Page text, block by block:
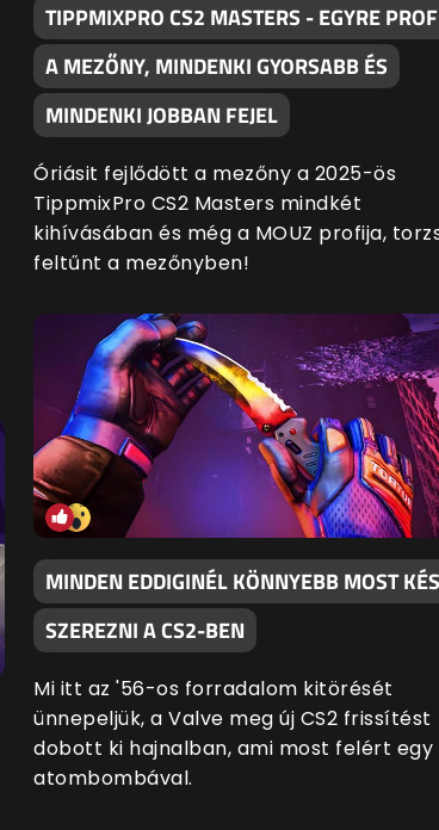
TIPPMIXPRO CS2 MASTERS - EGYRE
A MEZŐNY, MINDENKI GYORSABB ÉS
MINDENKI JOBBAN FEJEL
Óriásit fejlődött a mezőny a 2025-ös
TippmixPro CS2 Masters mindkét
kihívásában és még a MOUZ profija,
feltűnt a mezőnyben!
MINDEN EDDIGINÉL KÖNNYEBB MOST
SZEREZNI A CS2-BEN
Mi itt az '56-os forradalom kitörését
ünnepeljük, a Valve meg új CS2 frissítést
dobott ki hajnalban, ami most felért egy
atombombával.